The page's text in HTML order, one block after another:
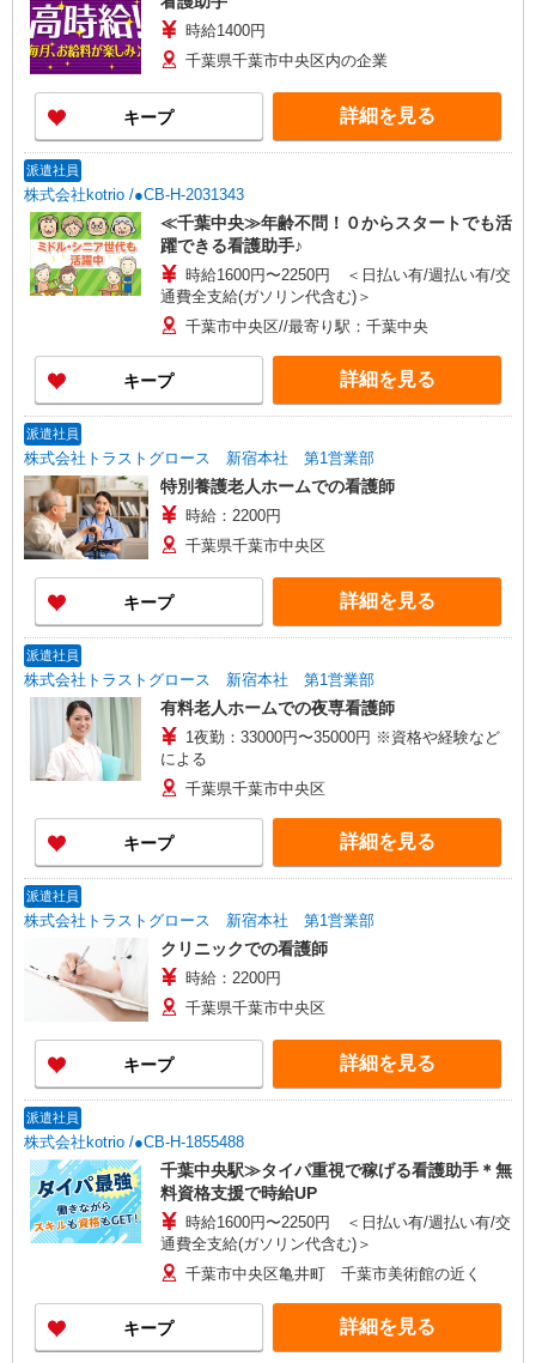
時給1400円
千葉県千葉市中央区内の企業
キープ 詳細を見る
派遣社員
株式会社kotrio /●CB-H-2031343
≪千葉中央≫年齢不問！０からスタートでも活
躍できる看護助手♪
時給1600円〜2250円 ＜日払い有/週払い有/交
通費全支給(ガソリン代含む)＞
千葉市中央区//最寄り駅：千葉中央
キープ 詳細を見る
派遣社員
株式会社トラストグロース 新宿本社 第1営業部
特別養護老人ホームでの看護師
時給：2200円
千葉県千葉市中央区
キープ 詳細を見る
派遣社員
株式会社トラストグロース 新宿本社 第1営業部
有料老人ホームでの夜専看護師
1夜勤：33000円〜35000円 ※資格や経験など
による
千葉県千葉市中央区
キープ 詳細を見る
派遣社員
株式会社トラストグロース 新宿本社 第1営業部
クリニックでの看護師
時給：2200円
千葉県千葉市中央区
キープ 詳細を見る
派遣社員
株式会社kotrio /●CB-H-1855488
千葉中央駅≫タイパ重視で稼げる看護助手＊無
料資格支援で時給UP
時給1600円〜2250円 ＜日払い有/週払い有/交
通費全支給(ガソリン代含む)＞
千葉市中央区亀井町 千葉市美術館の近く
キープ 詳細を見る